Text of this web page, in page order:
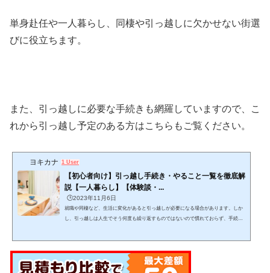
単身赴任や一人暮らし、同棲や引っ越しに欠かせない街選
びに役立ちます。
また、引っ越しに必要な手続きも網羅していますので、こ
れから引っ越し予定のある方はこちらもご覧ください。
ヨキカナ 1 User
【初心者向け】引っ越し手続き・やること一覧を徹底解
説【一人暮らし】【体験談・...
🕒️2023年11月6日
就職や同棲など、生活に変化があると引っ越しが必要になる場合があります。しか
し、引っ越しは人生でそう何度も繰り返すものではないので慣れておらず、手続き
をこなし、失敗しない引っ越しを目指して下さい。 引っ越しは日数がかかりスケジ
ュール管理が必要で、見落としも発生し...